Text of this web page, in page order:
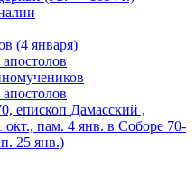
(4 января)
епископ Дамасский ,
пам. 4 янв. в Соборе 70-
25 янв.)